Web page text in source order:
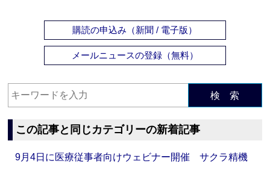
購読の申込み（新聞 / 電子版）
メールニュースの登録（無料）
検 索
この記事と同じカテゴリーの新着記事
9月4日に医療従事者向けウェビナー開催 サクラ精機